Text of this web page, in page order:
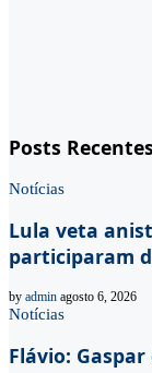
Posts Recentes
Notícias
Lula veta
participaram
by admin agosto 6, 2026
Notícias
Flávio: